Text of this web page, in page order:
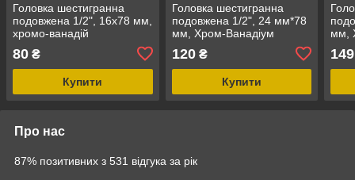
Головка шестигранна
подовжена 1/2", 16x78 мм,
хромо-ванадій
80 ₴
Купити
Головка шестигранна
подовжена 1/2", 24 мм*78
мм, Хром-Ванадіум
120₴
Купити
мм,
149
Про нас
87% позитивних з 531 відгука за рік